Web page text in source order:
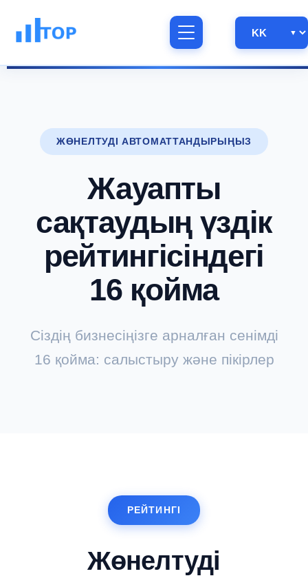
ЖӨНЕЛТУДІ АВТОМАТТАНДЫРЫҢЫЗ
Жауапты
сақтаудың үздік
рейтингісіндегі
16 қойма
Сіздің бизнесіңізге арналған сенімді
16 қойма: салыстыру және пікірлер
РЕЙТИНГІ
Жөнелтуді